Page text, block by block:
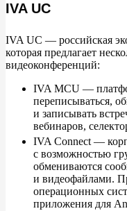
IVA UC
IVA UC — российская
которая предлагает
видеоконференций:
IVA MCU —
переписываться,
и записывать
вебинаров,
IVA Connect —
с возможностью
обмениваются
и видеофайлами.
операционных
приложения для